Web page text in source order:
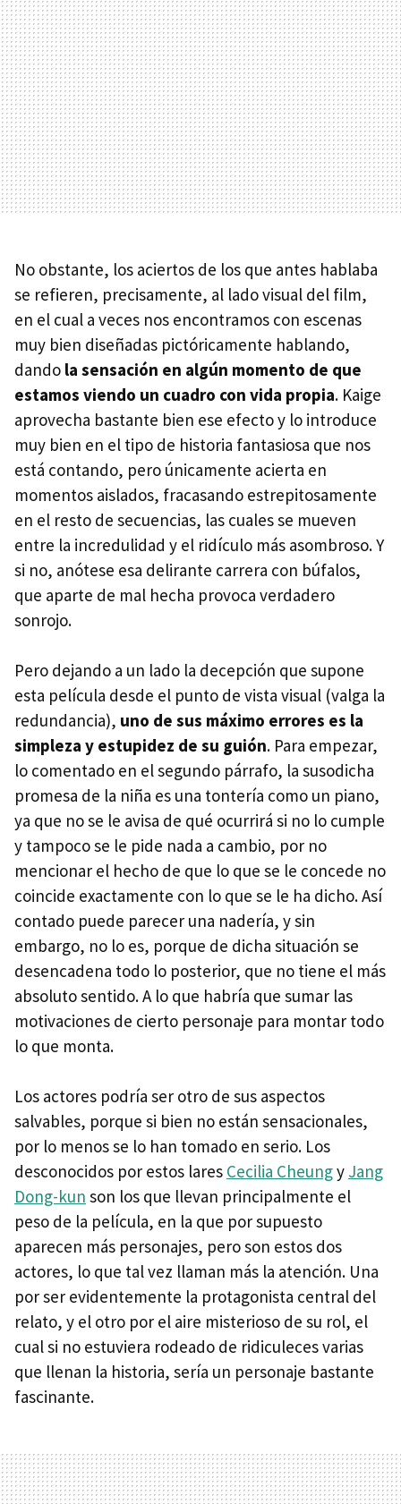
No obstante, los aciertos de los que antes hablaba
se refieren, precisamente, al lado visual del film,
en el cual a veces nos encontramos con escenas
muy bien diseñadas pictóricamente hablando,
dando la sensación en algún momento de que
estamos viendo un cuadro con vida propia. Kaige
aprovecha bastante bien ese efecto y lo introduce
muy bien en el tipo de historia fantasiosa que nos
está contando, pero únicamente acierta en
momentos aislados, fracasando estrepitosamente
en el resto de secuencias, las cuales se mueven
entre la incredulidad y el ridículo más asombroso. Y
si no, anótese esa delirante carrera con búfalos,
que aparte de mal hecha provoca verdadero
sonrojo.
Pero dejando a un lado la decepción que supone
esta película desde el punto de vista visual (valga la
redundancia), uno de sus máximo errores es la
simpleza y estupidez de su guión. Para empezar,
lo comentado en el segundo párrafo, la susodicha
promesa de la niña es una tontería como un piano,
ya que no se le avisa de qué ocurrirá si no lo cumple
y tampoco se le pide nada a cambio, por no
mencionar el hecho de que lo que se le concede no
coincide exactamente con lo que se le ha dicho. Así
contado puede parecer una nadería, y sin
embargo, no lo es, porque de dicha situación se
desencadena todo lo posterior, que no tiene el más
absoluto sentido. A lo que habría que sumar las
motivaciones de cierto personaje para montar todo
lo que monta.
Los actores podría ser otro de sus aspectos
salvables, porque si bien no están sensacionales,
por lo menos se lo han tomado en serio. Los
desconocidos por estos lares Cecilia Cheungy Jang
Dong-kun son los que llevan principalmente el
peso de la película, en la que por supuesto
aparecen más personajes, pero son estos dos
actores, lo que tal vez llaman más la atención. Una
por ser evidentemente la protagonista central del
relato, y el otro por el aire misterioso de su rol, el
cual si no estuviera rodeado de ridiculeces varias
que llenan la historia, sería un personaje bastante
fascinante.